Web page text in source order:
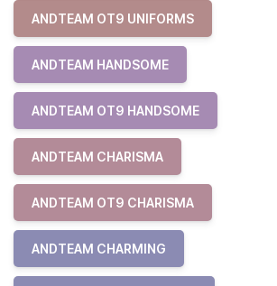
ANDTEAM OT9 UNIFORMS
ANDTEAM HANDSOME
ANDTEAM OT9 HANDSOME
ANDTEAM CHARISMA
ANDTEAM OT9 CHARISMA
ANDTEAM CHARMING